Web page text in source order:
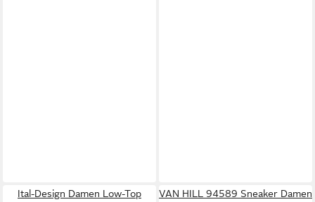
Ital-Design Damen Low-Top
VAN HILL 94589 Sneaker Damen